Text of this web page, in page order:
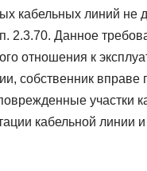
кабельных линий не
2.3.70. Данное
отношения к
собственник вправе
участки
кабельной линии и